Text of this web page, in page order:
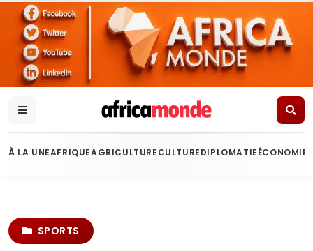
À LA UNEAFRIQUEAGRICULTURECULTUREDIPLOMATIEÉCONOMIE
SPORTS